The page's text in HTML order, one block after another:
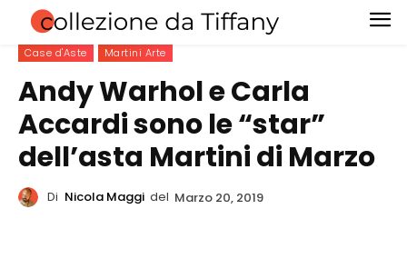
Case d'Aste Martini Arte
Andy Warhol e Carla
Accardi sono le “star”
dell’asta Martini di Marzo
Di Nicola Maggi del Marzo 20, 2019